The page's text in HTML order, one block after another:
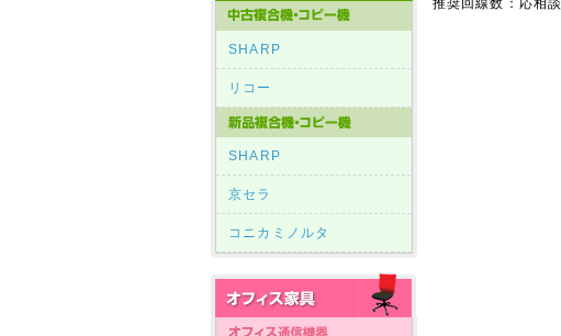
SHARP
リコー
SHARP
京セラ
コニカミノルタ
推奨回線数：応相談